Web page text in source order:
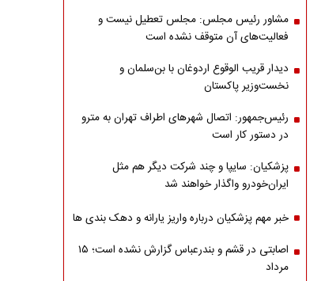
مشاور رئیس مجلس: مجلس تعطیل نیست و
فعالیت‌های آن متوقف نشده است
دیدار قریب الوقوع اردوغان با بن‌سلمان و
نخست‌وزیر پاکستان
رئیس‌جمهور: اتصال شهرهای اطراف تهران به مترو
در دستور کار است
پزشکیان: سایپا و چند شرکت دیگر هم مثل
ایران‌خودرو واگذار خواهند شد
خبر مهم پزشکیان درباره واریز یارانه و دهک بندی ها
اصابتی در قشم و بندرعباس گزارش نشده است؛ ۱۵
مرداد